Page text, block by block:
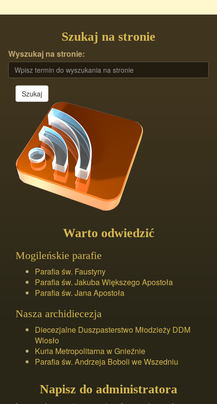
Szukaj na stronie
Wyszukaj na stronie:
Szukaj
Warto odwiedzić
Mogileńskie parafie
Parafia św. Faustyny
Parafia św. Jakuba Większego Apostoła
Parafia św. Jana Apostoła
Nasza archidiecezja
Diecezjalne Duszpasterstwo Młodzieży DDM
Wiosło
Kuria Metropolitarna w Gnieźnie
Parafia św. Andrzeja Boboli we Wszedniu
Napisz do administratora